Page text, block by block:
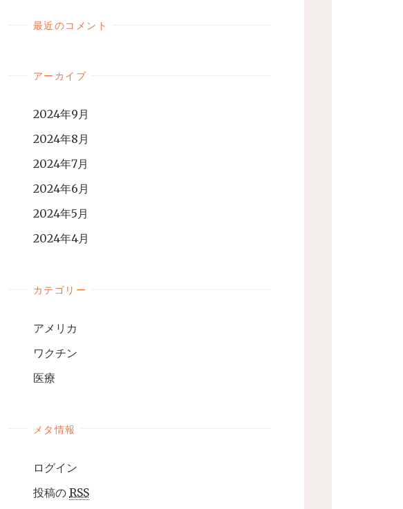
最近のコメント
アーカイブ
2024年9月
2024年8月
2024年7月
2024年6月
2024年5月
2024年4月
カテゴリー
アメリカ
ワクチン
医療
メタ情報
ログイン
投稿の RSS